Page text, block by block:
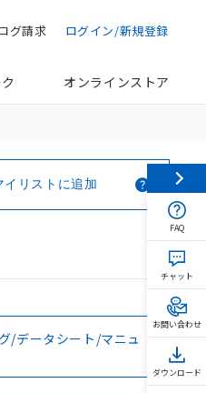
ログイン/新規登録
グ請求
オンラインストア
イリストに追加
/データシート/マニュ
FAQ
チャット
お問い合わせ
ダウンロード